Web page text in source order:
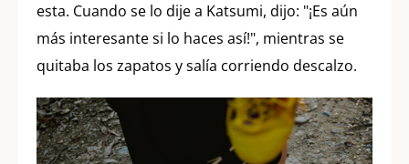
esta. Cuando se lo dije a Katsumi, dijo: "¡Es aún
más interesante si lo haces así!", mientras se
quitaba los zapatos y salía corriendo descalzo.